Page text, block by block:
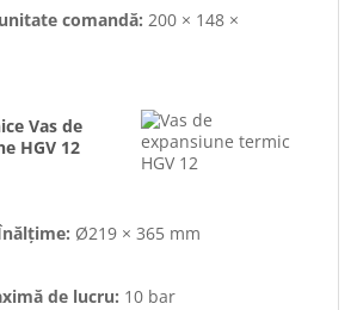
comandă: 200 × 148 ×
Vas de
HGV 12
Ø219 × 365 mm
de lucru: 10 bar